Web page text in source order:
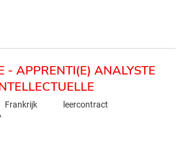
- APPRENTI(E) ANALYSTE
Frankrijk
leercontract